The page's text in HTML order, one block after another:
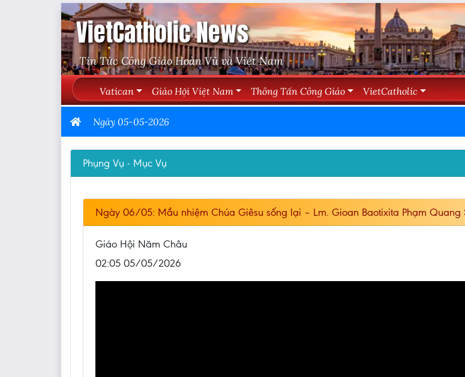
VietCatholic News
Tin Tức Công Giáo Hoàn Vũ và Việt Nam
Vatican Giáo Hội Việt Nam Thông Tấn Công Giáo VietCatholic
Ngày 05-05-2026
Phụng Vụ - Mục Vụ
Ngày 06/05: Mầu nhiệm Chúa Giêsu sống lại – Lm. Gioan Baotixita Phạm Quang
Giáo Hội Năm Châu
02:05 05/05/2026